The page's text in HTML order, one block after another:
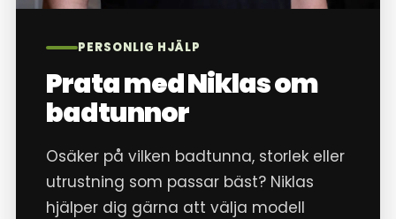
PERSONLIG HJÄLP
Prata med Niklas om
badtunnor
Osäker på vilken badtunna, storlek eller
utrustning som passar bäst? Niklas
hjälper dig gärna att välja modell